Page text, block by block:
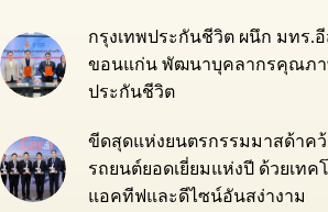
กรุงเทพประกันชีวิต ผนึก มทร.
ขอนแก่น พัฒนาบุคลากรคุณภา
ประกันชีวิต
ขีดสุดแห่งยนตรกรรมมาสด้าคว้
รถยนต์ยอดเยี่ยมแห่งปี ด้วยเทค
แอคทีฟและดีไซน์อันสง่างาม